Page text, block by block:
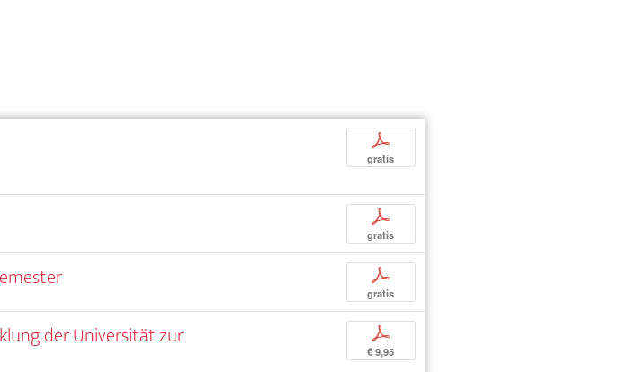
p
gratis
p
gratis
p
gratis
der Universität zur p
€ 9,95